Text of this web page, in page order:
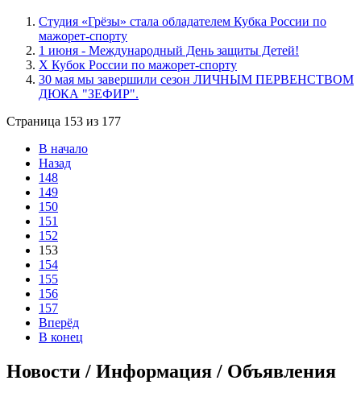
Студия «Грёзы» стала обладателем Кубка России по
мажорет‑спорту
1 июня - Международный День защиты Детей!
Х Кубок России по мажорет-спорту
30 мая мы завершили сезон ЛИЧНЫМ ПЕРВЕНСТВОМ
ДЮКА "ЗЕФИР".
Страница 153 из 177
В начало
Назад
148
149
150
151
152
153
154
155
156
157
Вперёд
В конец
Новости / Информация / Объявления